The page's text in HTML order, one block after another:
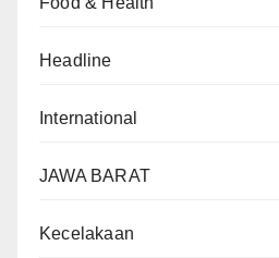
Headline
International
JAWA BARAT
Kecelakaan